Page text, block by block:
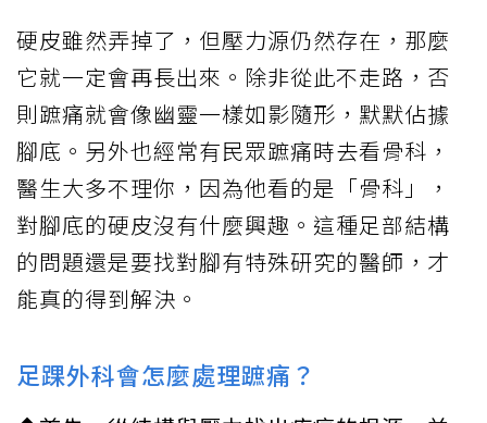
硬皮雖然弄掉了，但壓力源仍然存在，那麼
它就一定會再長出來。除非從此不走路，否
則蹠痛就會像幽靈一樣如影隨形，默默佔據
腳底。另外也經常有民眾蹠痛時去看骨科，
醫生大多不理你，因為他看的是「骨科」，
對腳底的硬皮沒有什麼興趣。這種足部結構
的問題還是要找對腳有特殊研究的醫師，才
能真的得到解決。
足踝外科會怎麼處理蹠痛？